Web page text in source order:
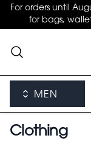
For orders until
for bags,
MEN
Clothing